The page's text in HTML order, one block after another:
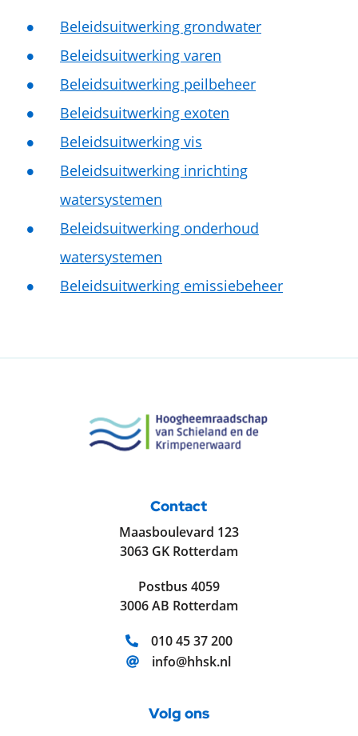
Beleidsuitwerking grondwater
Beleidsuitwerking varen
Beleidsuitwerking peilbeheer
Beleidsuitwerking exoten
Beleidsuitwerking vis
Beleidsuitwerking inrichting
watersystemen
Beleidsuitwerking onderhoud
watersystemen
Beleidsuitwerking emissiebeheer
Contact
Maasboulevard 123
3063 GK Rotterdam
Postbus 4059
3006 AB Rotterdam
Telefoonnummer:
010 45 37 200
E-mailadres:
info@hhsk.nl
Volg ons